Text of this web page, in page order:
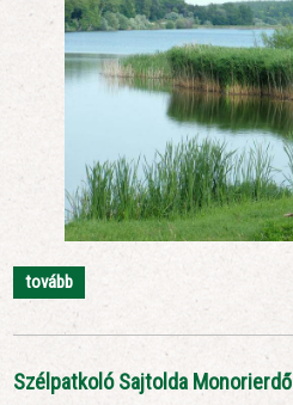
tovább
Szélpatkoló Sajtolda Monorierdő